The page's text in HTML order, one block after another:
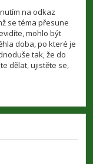
na odkaz
se téma přesune
mohlo být
doba, po které je
tak, že do
dělat, ujistěte se,